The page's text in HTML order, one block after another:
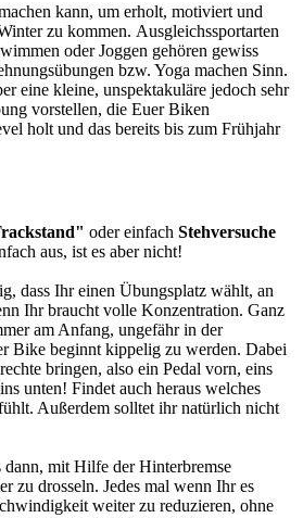
kann, um erholt, motiviert und
zu kommen. Ausgleichssportarten
oder Joggen gehören gewiss
bzw. Yoga machen Sinn.
eine kleine, unspektakuläre jedoch sehr
vorstellen, die Euer Biken
holt und das bereits bis zum Frühjahr
oder einfach Stehversuche
aus, ist es aber nicht!
dass Ihr einen Übungsplatz wählt, an
Ihr braucht volle Konzentration. Ganz
am Anfang, ungefähr in der
Bike beginnt kippelig zu werden. Dabei
bringen, also ein Pedal vorn, eins
unten! Findet auch heraus welches
Außerdem solltet ihr natürlich nicht
dann, mit Hilfe der Hinterbremse
zu drosseln. Jedes mal wenn Ihr es
weiter zu reduzieren, ohne